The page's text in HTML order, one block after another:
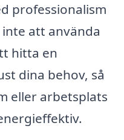
professionalism
att använda
hitta en
dina behov, så
eller arbetsplats